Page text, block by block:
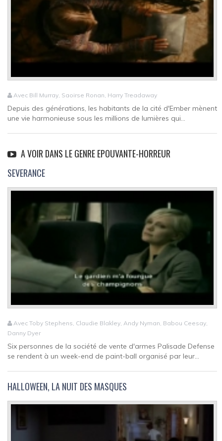
Avec Bill Murray, Saoirse Ronan, Harry Treadaway
Depuis des générations, les habitants de la cité d'Ember mènent
une vie harmonieuse sous les millions de lumières qui...
A VOIR DANS LE GENRE EPOUVANTE-HORREUR
SEVERANCE
Avec Toby Stephens, Claudie Blakley, Andy Nyman, Babou Ceesay,
Danny Dyer
Six personnes de la société de vente d'armes Palisade Defense
se rendent à un week-end de paint-ball organisé par leur...
HALLOWEEN, LA NUIT DES MASQUES